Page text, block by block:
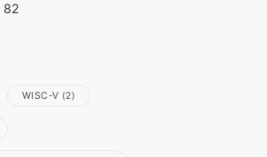
82
WISC-Ⅴ (2)